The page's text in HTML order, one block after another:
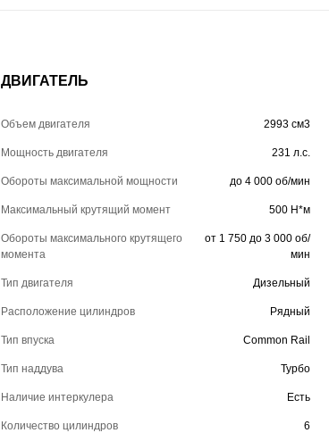
ДВИГАТЕЛЬ
Объем двигателя 2993 см3
Мощность двигателя 231 л.с.
Обороты максимальной мощности до 4 000 об/мин
Максимальный крутящий момент 500 Н*м
Обороты максимального крутящего
момента
от 1 750 до 3 000 об/
мин
Тип двигателя Дизельный
Расположение цилиндров Рядный
Тип впуска Common Rail
Тип наддува Турбо
Наличие интеркулера Есть
Количество цилиндров 6